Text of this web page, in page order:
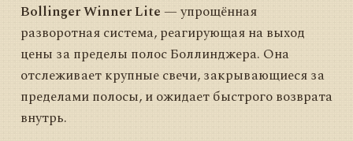
Bollinger Winner Lite — упрощённая
разворотная система, реагирующая на выход
цены за пределы полос Боллинджера. Она
отслеживает крупные свечи, закрывающиеся за
пределами полосы, и ожидает быстрого возврата
внутрь.